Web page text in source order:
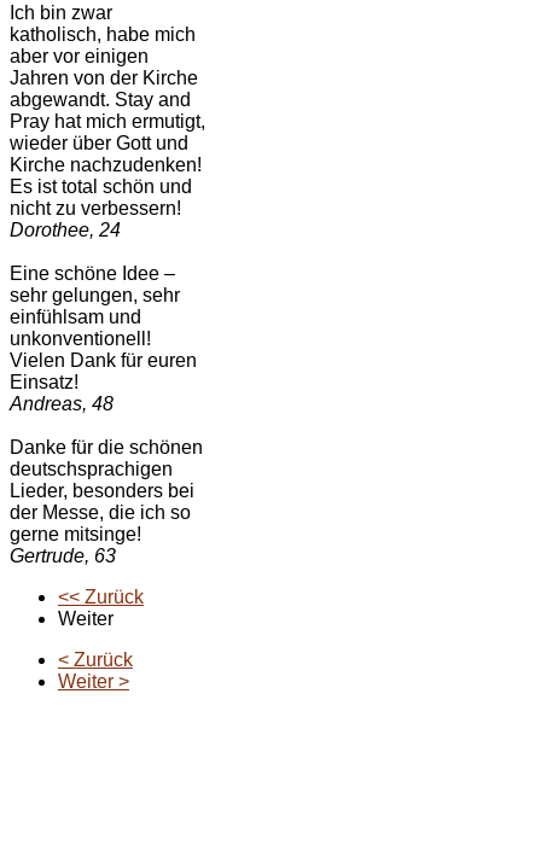
Ich bin zwar
katholisch, habe mich
aber vor einigen
Jahren von der Kirche
abgewandt. Stay and
Pray hat mich ermutigt,
wieder über Gott und
Kirche nachzudenken!
Es ist total schön und
nicht zu verbessern!
Dorothee, 24
Eine schöne Idee –
sehr gelungen, sehr
einfühlsam und
unkonventionell!
Vielen Dank für euren
Einsatz!
Andreas, 48
Danke für die schönen
deutschsprachigen
Lieder, besonders bei
der Messe, die ich so
gerne mitsinge!
Gertrude, 63
<< Zurück
Weiter
< Zurück
Weiter >